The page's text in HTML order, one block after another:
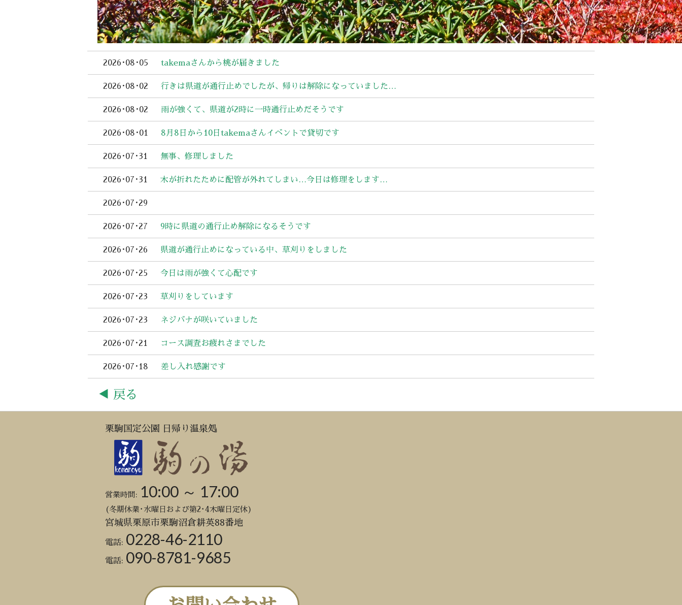
2026･08･05 takemaさんから桃が届きました
2026･08･02 行きは県道が通行止めでしたが、帰りは解除になっていました…
2026･08･02 雨が強くて、県道が2時に一時通行止めだそうです
2026･08･01 8月8日から10日takemaさんイベントで貸切です
2026･07･31 無事、修理しました
2026･07･31 木が折れたために配管が外れてしまい…今日は修理をします…
2026･07･29
2026･07･27 9時に県道の通行止め解除になるそうです
2026･07･26 県道が通行止めになっている中、草刈りをしました
2026･07･25 今日は雨が強くて心配です
2026･07･23 草刈りをしています
2026･07･23 ネジバナが咲いていました
2026･07･21 コース調査お疲れさまでした
2026･07･18 差し入れ感謝です
◀ 戻る
栗駒国定公園 日帰り温泉処
営業時間: 10:00 ～ 17:00
(冬期休業･水曜日および第2･4木曜日定休)
宮城県栗原市栗駒沼倉耕英88番地
電話: 0228-46-2110
電話: 090-8781-9685